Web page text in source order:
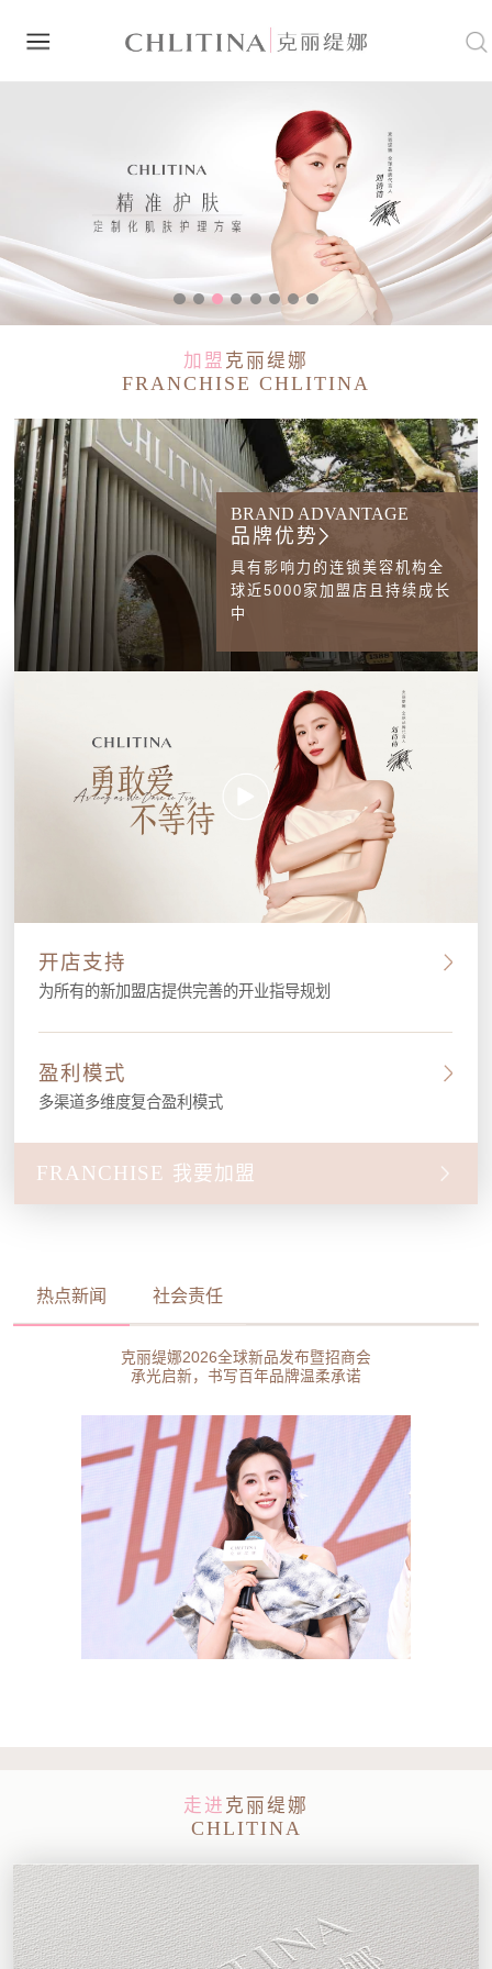
加盟 克丽缇娜
FRANCHISE CHLITINA
BRAND ADVANTAGE
品牌优势
具有影响力的连锁美容机构全
球近5000家加盟店且持续成长
中
开店支持
为所有的新加盟店提供完善的开业指导规划
盈利模式
多渠道多维度复合盈利模式
FRANCHISE 我要加盟
热点新闻 社会责任
克丽缇娜2026全球新品发布暨招商会
承光启新，书写百年品牌温柔承诺
走进 克丽缇娜
CHLITINA